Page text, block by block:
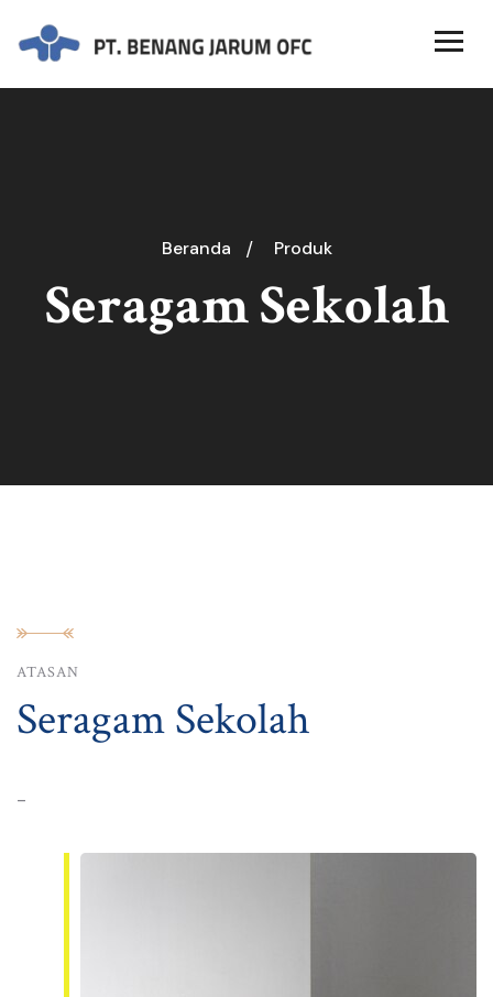
Beranda Produk
Seragam Sekolah
ATASAN
Seragam Sekolah
-